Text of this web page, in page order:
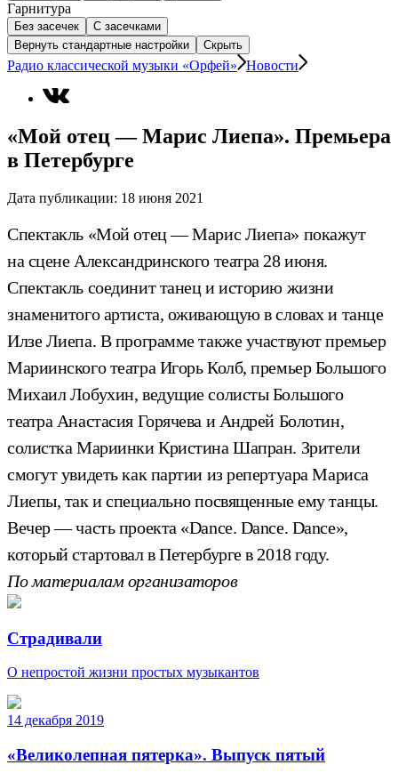
Гарнитура
Без засечек
С засечками
Вернуть стандартные настройки
Скрыть
Радио классической музыки «Орфей» Новости
«Мой отец — Марис Лиепа». Премьера
в Петербурге
Дата публикации: 18 июня 2021
Спектакль «Мой отец — Марис Лиепа» покажут
на сцене Александринского театра 28 июня.
Спектакль соединит танец и историю жизни
знаменитого артиста, оживающую в словах и танце
Илзе Лиепа. В программе также участвуют премьер
Мариинского театра Игорь Колб, премьер Большого
Михаил Лобухин, ведущие солисты Большого
театра Анастасия Горячева и Андрей Болотин,
солистка Мариинки Кристина Шапран. Зрители
смогут увидеть как партии из репертуара Мариса
Лиепы, так и специально посвященные ему танцы.
Вечер — часть проекта «Dance. Dance. Dance»,
который стартовал в Петербурге в 2018 году.
По материалам организаторов
Страдивали
О непростой жизни простых музыкантов
14 декабря 2019
«Великолепная пятерка». Выпуск пятый